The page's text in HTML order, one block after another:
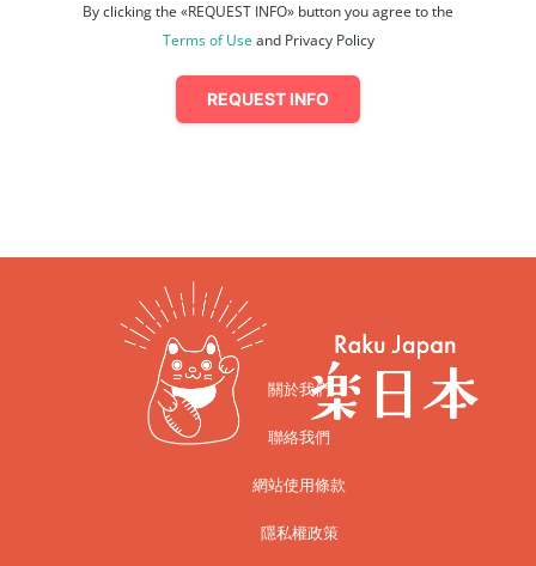
By clicking the «REQUEST INFO» button you agree to the
Terms of Use and Privacy Policy
REQUEST INFO
關於我們
聯絡我們
網站使用條款
隱私權政策